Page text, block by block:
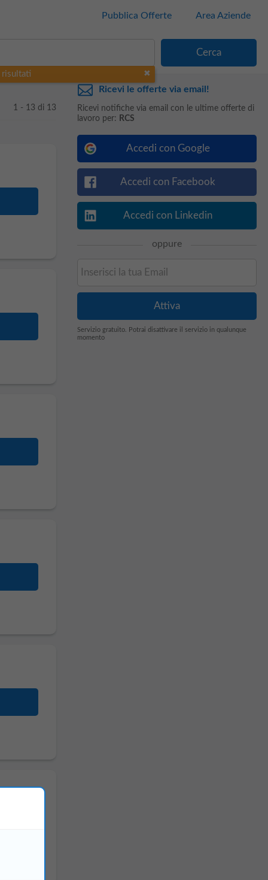
Pubblica Offerte Area Aziende
risultati
1 - 13 di 13
Ricevi le offerte via email!
Ricevi notifiche via email con le ultime offerte di
lavoro per: RCS
Accedi con Google
Accedi con Facebook
Accedi con Linkedin
oppure
Servizio gratuito. Potrai disattivare il servizio in qualunque
momento